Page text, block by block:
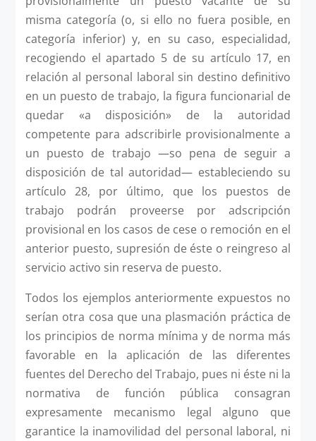
misma categoría (o, si ello no fuera posible, en
categoría inferior) y, en su caso, especialidad,
recogiendo el apartado 5 de su artículo 17, en
relación al personal laboral sin destino definitivo
en un puesto de trabajo, la figura funcionarial de
quedar «a disposición» de la autoridad
competente para adscribirle provisionalmente a
un puesto de trabajo —so pena de seguir a
disposición de tal autoridad— estableciendo su
artículo 28, por último, que los puestos de
trabajo podrán proveerse por adscripción
provisional en los casos de cese o remoción en el
anterior puesto, supresión de éste o reingreso al
servicio activo sin reserva de puesto.
Todos los ejemplos anteriormente expuestos no
serían otra cosa que una plasmación práctica de
los principios de norma mínima y de norma más
favorable en la aplicación de las diferentes
fuentes del Derecho del Trabajo, pues ni éste ni la
normativa de función pública consagran
expresamente mecanismo legal alguno que
garantice la inamovilidad del personal laboral, ni